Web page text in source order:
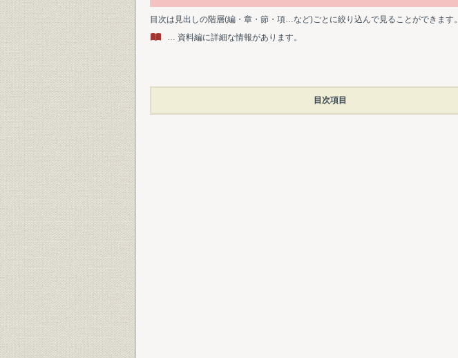
目次は見出しの階層(編・章・節・項…など)ごとに絞り込んで見ることができます。
… 資料編に詳細な情報があります。
目次項目